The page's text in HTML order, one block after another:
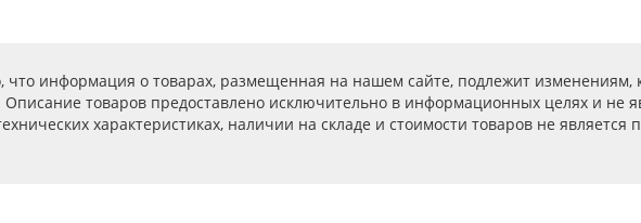
информация о товарах, размещенная на нашем сайте, подлежит изменениям,
Описание товаров предоставлено исключительно в информационных целях и не
характеристиках, наличии на складе и стоимости товаров не является